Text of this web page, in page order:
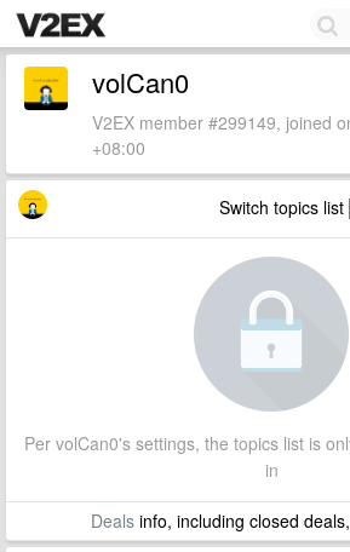
volCan0
V2EX member #299149, joined
+08:00
Switch topics list
Per volCan0's settings, the topics list is
in
Dealsinfo, including closed